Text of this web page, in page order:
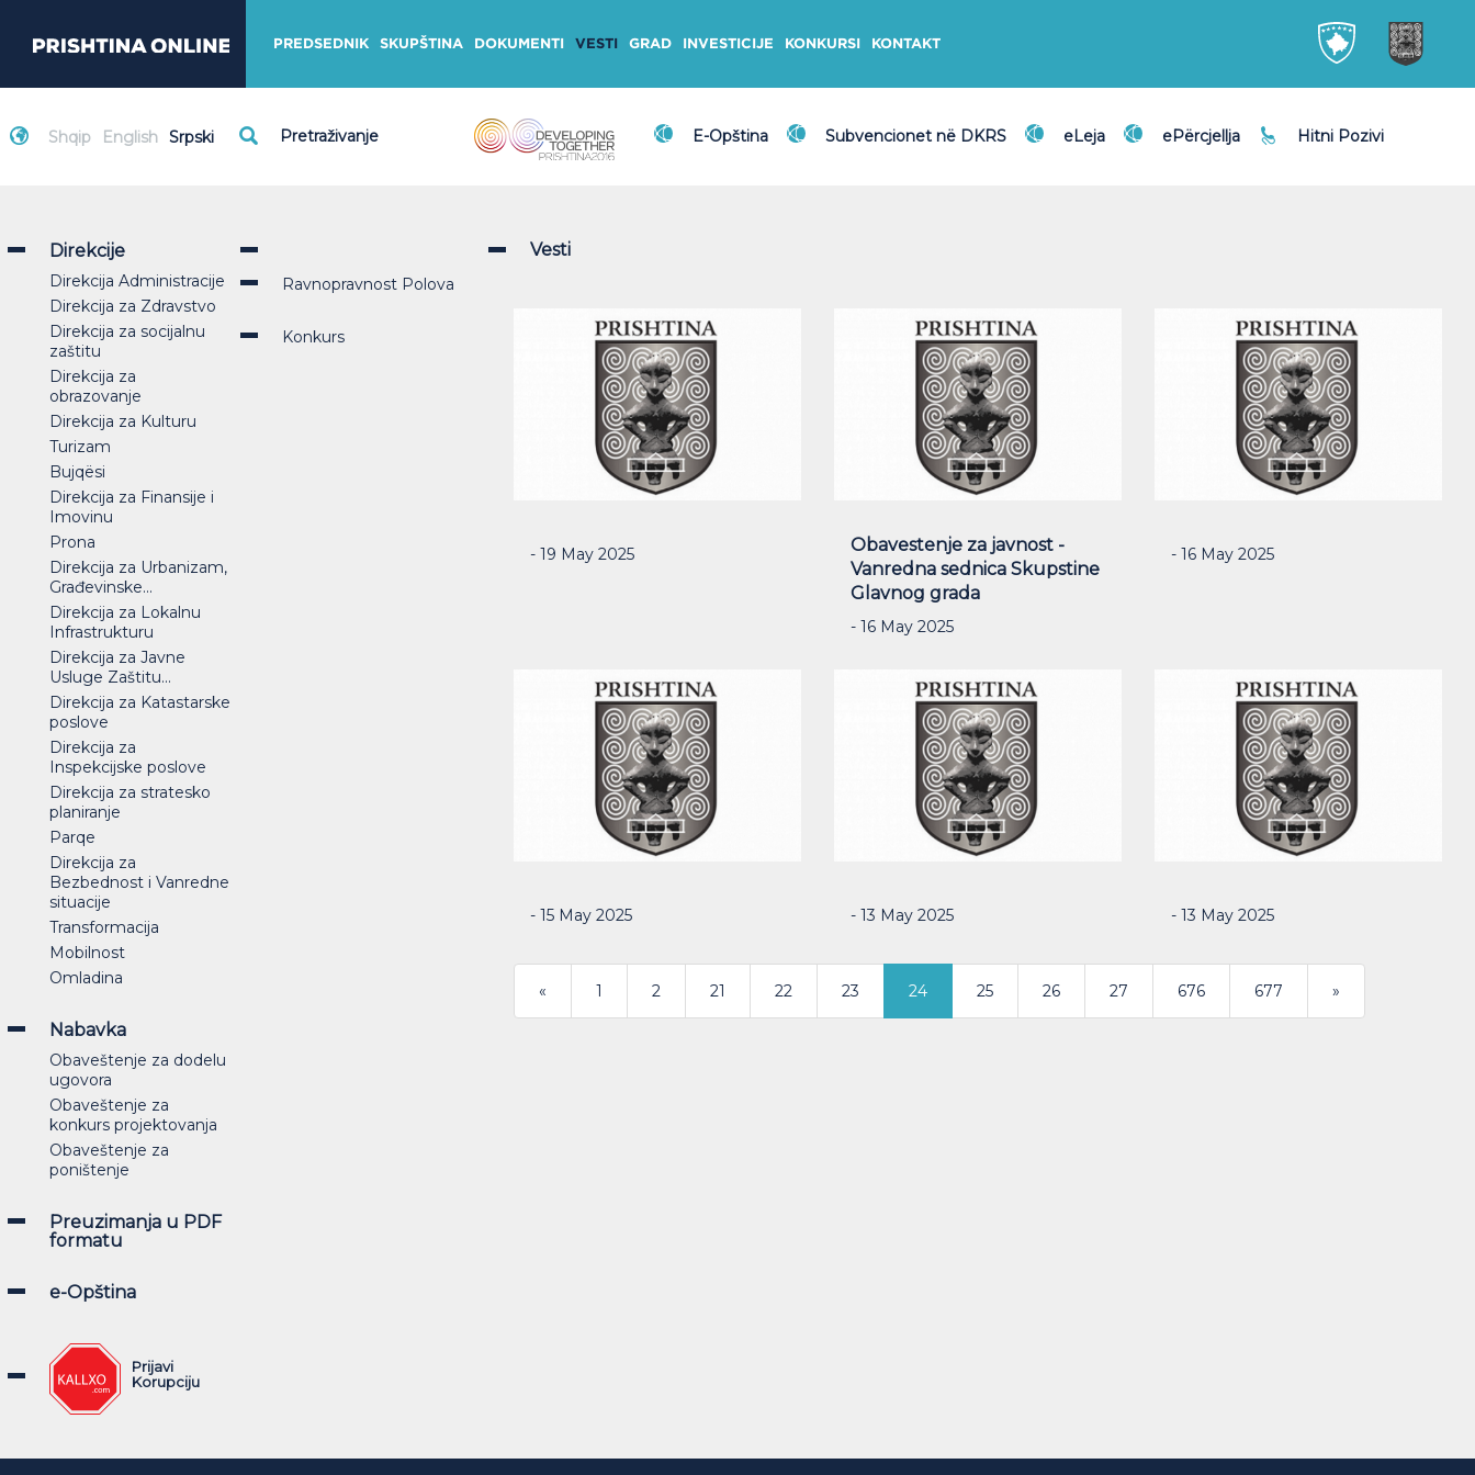
PREDSEDNIK SKUPŠTINA DOKUMENTI VESTI GRAD INVESTICIJE KONKURSI KONTAKT
Shqip English Srpski E-Opština Subvencionet në DKRS eLeja ePërcjellja Hitni Pozivi
Direkcije
Direkcija Administracije
Direkcija za Zdravstvo
Direkcija za socijalnu
zaštitu
Direkcija za
obrazovanje
Direkcija za Kulturu
Turizam
Bujqësi
Direkcija za Finansije i
Imovinu
Prona
Direkcija za Urbanizam,
Građevinske...
Direkcija za Lokalnu
Infrastrukturu
Direkcija za Javne
Usluge Zaštitu...
Direkcija za Katastarske
poslove
Direkcija za
Inspekcijske poslove
Direkcija za stratesko
planiranje
Parqe
Direkcija za
Bezbednost i Vanredne
situacije
Transformacija
Mobilnost
Omladina
Nabavka
Obaveštenje za dodelu
ugovora
Obaveštenje za
konkurs projektovanja
Obaveštenje za
poništenje
Preuzimanja u PDF
formatu
e-Opština
Prijavi
Korupciju
Ravnopravnost Polova
Konkurs
Vesti
- 19 May 2025
Obavestenje za javnost -
Vanredna sednica Skupstine
Glavnog grada
- 16 May 2025
- 16 May 2025
- 15 May 2025 - 13 May 2025 - 13 May 2025
« 1 2 21 22 23 24 25 26 27 676 677 »